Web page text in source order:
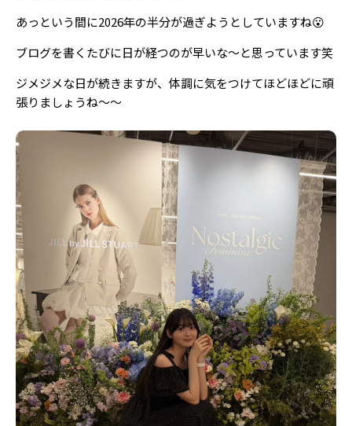
あっという間に2026年の半分が過ぎようとしていますね😮
ブログを書くたびに日が経つのが早いな〜と思っています笑
ジメジメな日が続きますが、体調に気をつけてほどほどに頑
張りましょうね〜〜